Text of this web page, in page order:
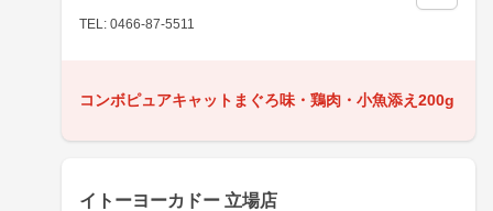
TEL: 0466-87-5511
コンボピュアキャットまぐろ味・鶏肉・小魚添え200g
イトーヨーカドー 立場店